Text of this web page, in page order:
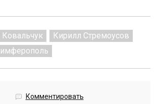
Кирилл Стремоусов
Комментировать